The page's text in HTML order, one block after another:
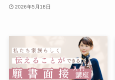
2026年5月18日